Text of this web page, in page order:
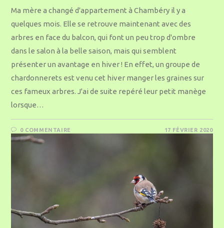
Ma mère a changé d'appartement à Chambéry il y a
quelques mois. Elle se retrouve maintenant avec des
arbres en face du balcon, qui font un peu trop d'ombre
dans le salon à la belle saison, mais qui semblent
présenter un avantage en hiver ! En effet, un groupe de
chardonnerets est venu cet hiver manger les graines sur
ces fameux arbres. J'ai de suite repéré leur petit manège
lorsque…
0 COMMENTAIRE 17 FÉVRIER 2020